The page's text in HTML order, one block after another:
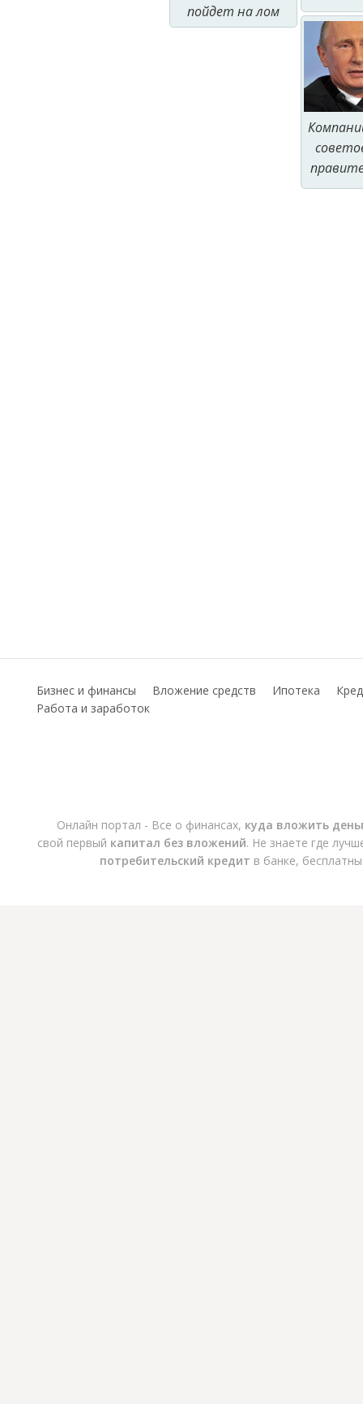
пойдет на лом
Бизнес и финансы Вложение средств Ипотека
Работа и заработок
Онлайн портал - Все о финансах, куда вложить
свой первый капитал без вложений. Не знаете где
потребительский кредит в банке,